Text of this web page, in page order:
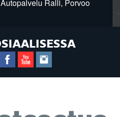
Ralli, Porvoo